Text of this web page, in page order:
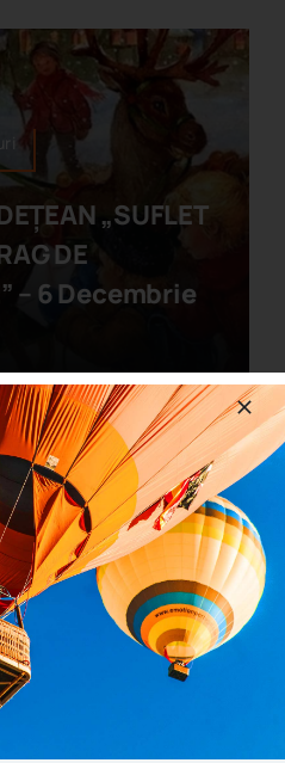
„SUFLET
DE
– 6 Decembrie
6, 2025
DE
ETAPA LOCALĂ